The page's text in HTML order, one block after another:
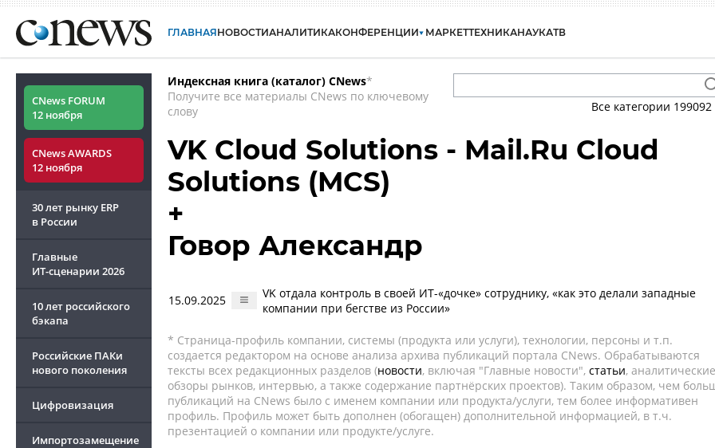
ГЛАВНАЯНОВОСТИАНАЛИТИКАКОНФЕРЕНЦИИ МАРКЕТТЕХНИКАНАУКАТВ
CNews FORUM
12 ноября
CNews AWARDS
12 ноября
30 лет рынку ERP
в России
Главные
ИТ-сценарии 2026
10 лет российского
бэкапа
Российские ПАКи
нового поколения
Цифровизация
Импортозамещение
Индексная книга (каталог) CNews*
Получите все материалы CNews по ключевому
слову
Все категории 199092
VK Cloud Solutions - Mail.Ru Cloud
Solutions (MCS)
+
Говор Александр
15.09.2025
VK отдала контроль в своей ИТ-«дочке» сотруднику, «как это делали западные
компании при бегстве из России»
* Страница-профиль компании, системы (продукта или услуги), технологии, персоны и т.п.
создается редактором на основе анализа архива публикаций портала CNews. Обрабатываются
тексты всех редакционных разделов (новости, включая "Главные новости", статьи, аналитические
обзоры рынков, интервью, а также содержание партнёрских проектов). Таким образом, чем
публикаций на CNews было с именем компании или продукта/услуги, тем более информативен
профиль. Профиль может быть дополнен (обогащен) дополнительной информацией, в т.ч.
презентацией о компании или продукте/услуге.